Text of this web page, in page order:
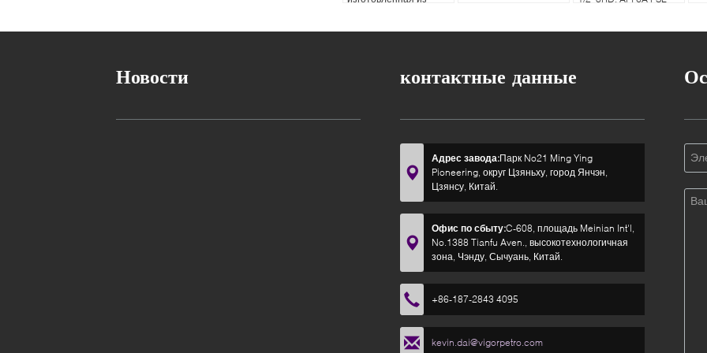
Новости контактные данные
Адрес завода:Парк No21 Ming Ying
Pioneering, округ Цзяньху, город Янчэн,
Цзянсу, Китай.
Офис по сбыту:C-608, площадь Meinian Int'l,
No.1388 Tianfu Aven., высокотехнологичная
зона, Чэнду, Сычуань, Китай.
+86-187-2843 4095
kevin.dai@vigorpetro.com